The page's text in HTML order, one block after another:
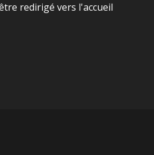
redirigé vers l'accueil